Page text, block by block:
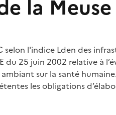
la Meuse
l'indice Lden des
25 juin 2002 relative à
sur la santé humaine.
les obligations